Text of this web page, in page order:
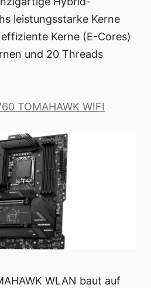
leistungsstarke Kerne
Kerne (E-Cores)
und 20 Threads
TOMAHAWK WIFI
WLAN baut auf